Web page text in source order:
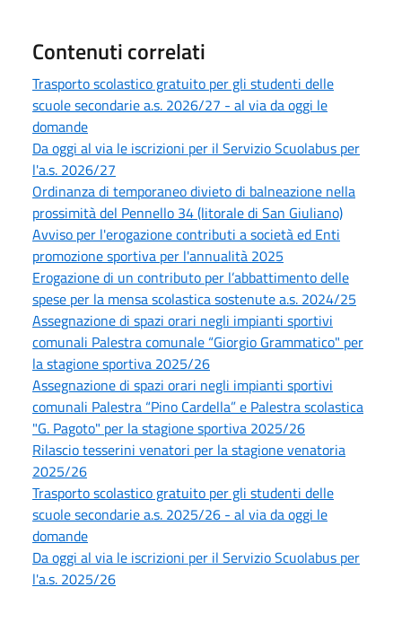
Contenuti correlati
Trasporto scolastico gratuito per gli studenti delle
scuole secondarie a.s. 2026/27 - al via da oggi le
domande
Da oggi al via le iscrizioni per il Servizio Scuolabus per
l'a.s. 2026/27
Ordinanza di temporaneo divieto di balneazione nella
prossimità del Pennello 34 (litorale di San Giuliano)
Avviso per l'erogazione contributi a società ed Enti
promozione sportiva per l'annualità 2025
Erogazione di un contributo per l’abbattimento delle
spese per la mensa scolastica sostenute a.s. 2024/25
Assegnazione di spazi orari negli impianti sportivi
comunali Palestra comunale “Giorgio Grammatico" per
la stagione sportiva 2025/26
Assegnazione di spazi orari negli impianti sportivi
comunali Palestra “Pino Cardella” e Palestra scolastica
"G. Pagoto" per la stagione sportiva 2025/26
Rilascio tesserini venatori per la stagione venatoria
2025/26
Trasporto scolastico gratuito per gli studenti delle
scuole secondarie a.s. 2025/26 - al via da oggi le
domande
Da oggi al via le iscrizioni per il Servizio Scuolabus per
l'a.s. 2025/26